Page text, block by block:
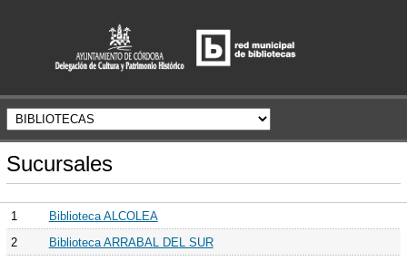
Sucursales
1
Biblioteca ALCOLEA
2
Biblioteca ARRABAL DEL SUR